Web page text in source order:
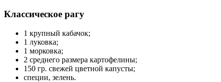
Классическое рагу
1 крупный кабачок;
1 луковка;
1 морковка;
2 среднего размера картофелины;
150 гр. свежей цветной капусты;
специи, зелень.